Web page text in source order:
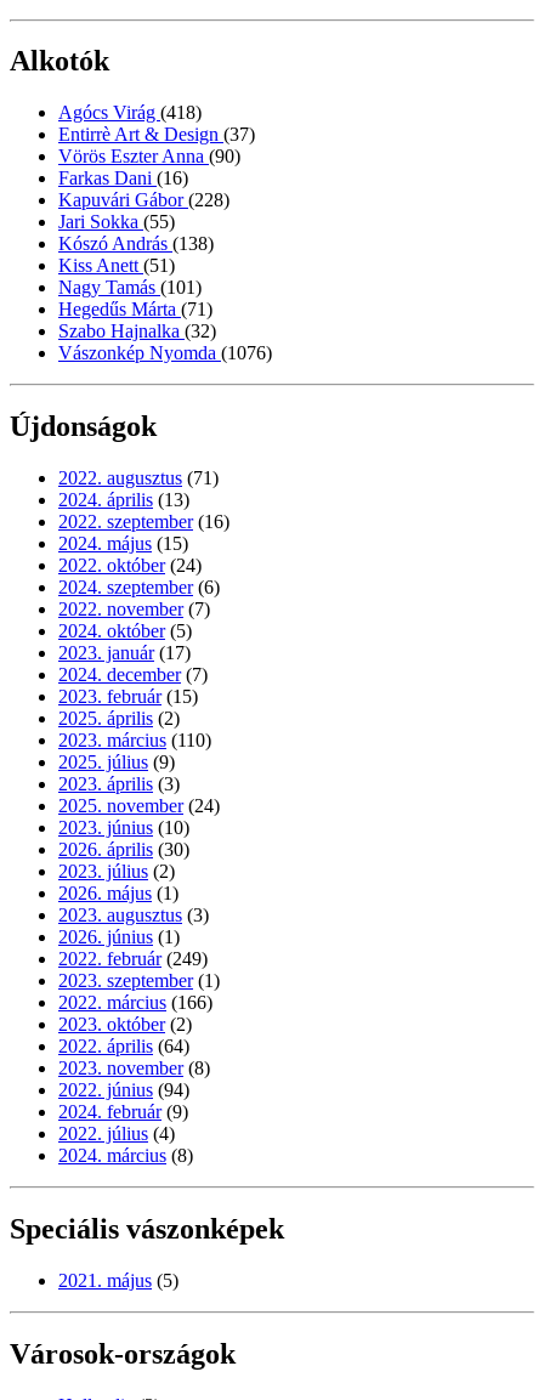
Alkotók
Agócs Virág (418)
Entirrè Art & Design (37)
Vörös Eszter Anna (90)
Farkas Dani (16)
Kapuvári Gábor(228)
Jari Sokka (55)
Kószó András (138)
Kiss Anett (51)
Nagy Tamás (101)
Hegedűs Márta (71)
Szabo Hajnalka (32)
Vászonkép Nyomda (1076)
Újdonságok
2022. augusztus (71)
2024. április (13)
2022. szeptember (16)
2024. május (15)
2022. október (24)
2024. szeptember (6)
2022. november (7)
2024. október (5)
2023. január (17)
2024. december (7)
2023. február (15)
2025. április (2)
2023. március (110)
2025. július (9)
2023. április (3)
2025. november (24)
2023. június (10)
2026. április (30)
2023. július (2)
2026. május (1)
2023. augusztus (3)
2026. június (1)
2022. február (249)
2023. szeptember (1)
2022. március (166)
2023. október (2)
2022. április (64)
2023. november (8)
2022. június (94)
2024. február (9)
2022. július (4)
2024. március (8)
Speciális vászonképek
2021. május (5)
Városok-országok